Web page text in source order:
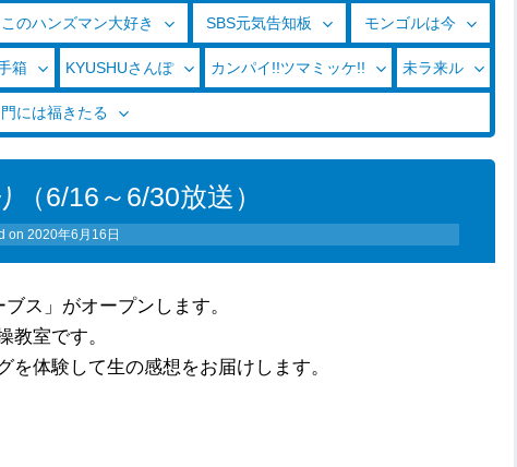
のハンズマン大好き SBS元気告知板 モンゴルは今
箱 KYUSHUさんぽ カンパイ!!ツマミッケ!! 未ラ来ル
には福きたる
6/16～6/30放送）
on2020年6月16日
ス」がオープンします。
教室です。
体験して生の感想をお届けします。